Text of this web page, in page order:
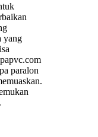
yang
paralon